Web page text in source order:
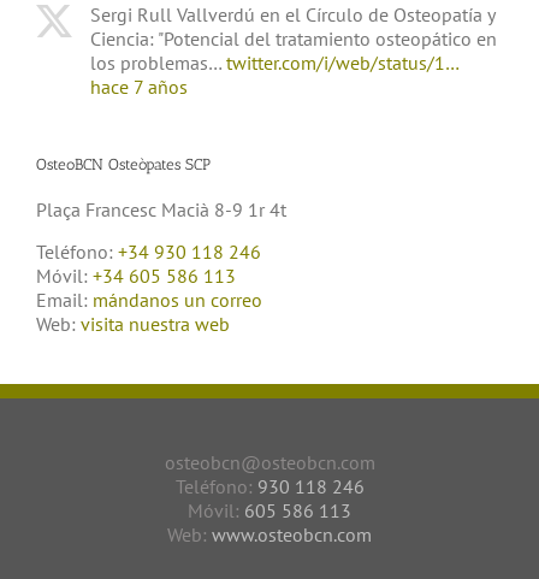
Sergi Rull Vallverdú en el Círculo de Osteopatía y
Ciencia: "Potencial del tratamiento osteopático en
los problemas… twitter.com/i/web/status/1…
hace 7 años
OsteoBCN Osteòpates SCP
Plaça Francesc Macià 8-9 1r 4t
Teléfono: +34 930 118 246
Móvil: +34 605 586 113
Email: mándanos un correo
Web: visita nuestra web
osteobcn@osteobcn.com
Teléfono: 930 118 246
Móvil: 605 586 113
Web: www.osteobcn.com